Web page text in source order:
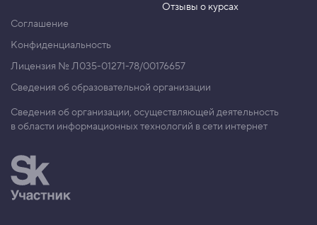
Отзывы о курсах
Соглашение
Конфиденциальность
Лицензия № Л035-01271-78/00176657
Сведения об образовательной организации
Сведения об организации, осуществляющей деятельность
в области информационных технологий в сети интернет